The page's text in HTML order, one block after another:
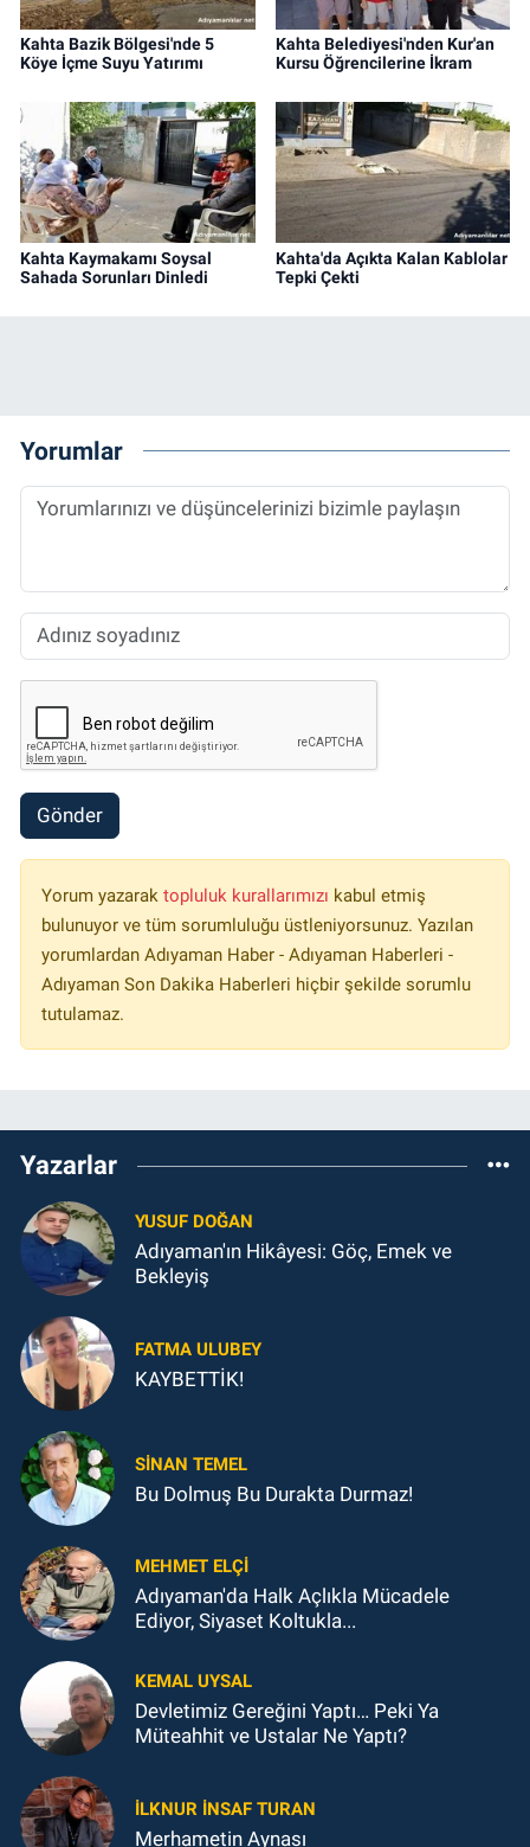
Kahta Bazik Bölgesi'nde 5
Köye İçme Suyu Yatırımı
Kahta Belediyesi'nden Kur'an
Kursu Öğrencilerine İkram
Kahta Kaymakamı Soysal
Sahada Sorunları Dinledi
Kahta'da Açıkta Kalan Kablolar
Tepki Çekti
Yorumlar
Gönder
Yorum yazarak topluluk kurallarımızı kabul etmiş
bulunuyor ve tüm sorumluluğu üstleniyorsunuz. Yazılan
yorumlardan Adıyaman Haber - Adıyaman Haberleri -
Adıyaman Son Dakika Haberleri hiçbir şekilde sorumlu
tutulamaz.
Yazarlar
YUSUF DOĞAN
Adıyaman'ın Hikâyesi: Göç, Emek ve
Bekleyiş
FATMA ULUBEY
KAYBETTİK!
SINAN TEMEL
Bu Dolmuş Bu Durakta Durmaz!
MEHMET ELÇI
Adıyaman'da Halk Açlıkla Mücadele
Ediyor, Siyaset Koltukla...
KEMAL UYSAL
Devletimiz Gereğini Yaptı… Peki Ya
Müteahhit ve Ustalar Ne Yaptı?
İLKNUR İNSAF TURAN
Merhametin Aynası